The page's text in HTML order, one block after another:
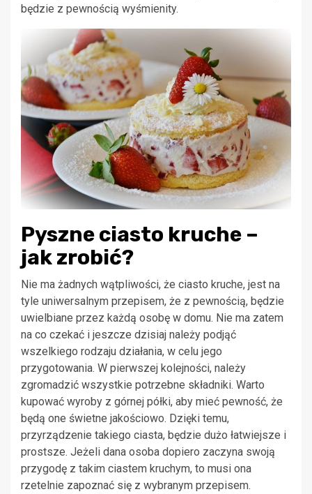
będzie z pewnością wyśmienity.
Pyszne ciasto kruche –
jak zrobić?
Nie ma żadnych wątpliwości, że ciasto kruche, jest na
tyle uniwersalnym przepisem, że z pewnością, będzie
uwielbiane przez każdą osobę w domu. Nie ma zatem
na co czekać i jeszcze dzisiaj należy podjąć
wszelkiego rodzaju działania, w celu jego
przygotowania. W pierwszej kolejności, należy
zgromadzić wszystkie potrzebne składniki. Warto
kupować wyroby z górnej półki, aby mieć pewność, że
będą one świetne jakościowo. Dzięki temu,
przyrządzenie takiego ciasta, będzie dużo łatwiejsze i
prostsze. Jeżeli dana osoba dopiero zaczyna swoją
przygodę z takim ciastem kruchym, to musi ona
rzetelnie zapoznać się z wybranym przepisem.